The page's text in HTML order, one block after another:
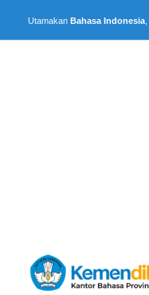
Utamakan Bahasa Indonesia